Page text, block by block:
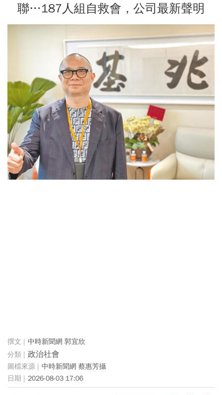
聯…187人組自救會，公司最新聲明
中時新聞網 郭宜欣
政治社會
中時新聞網 蔡惠芳攝
2026-08-03 17:06